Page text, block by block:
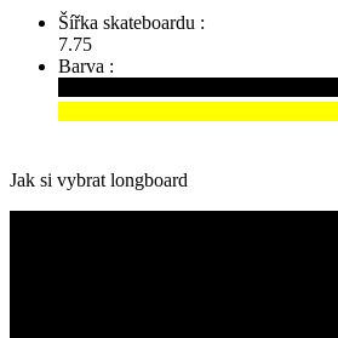
Šířka skateboardu :
7.75
Barva :
Jak si vybrat longboard